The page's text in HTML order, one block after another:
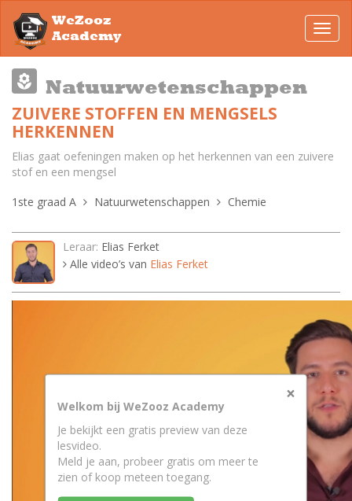
WeZooz
Academy
Natuurwetenschappen
ZUIVERE STOFFEN EN MENGSELS
HERKENNEN
Elias gaat oefeningen maken op het herkennen van een zuivere
stof en een mengsel
1ste graad A
Natuurwetenschappen Chemie
Leraar: Elias Ferket
Alle video’s van Elias Ferket
×
Welkom bij WeZooz Academy
Je bekijkt een gratis preview van deze
lesvideo.
Meld je aan, probeer gratis om meer te
zien of koop meteen toegang.